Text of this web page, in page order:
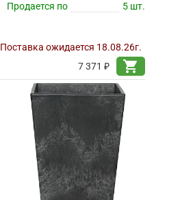
Продается по
5 шт.
Поставка ожидается 18.08.26г.
7 371 ₽
shopping_cart